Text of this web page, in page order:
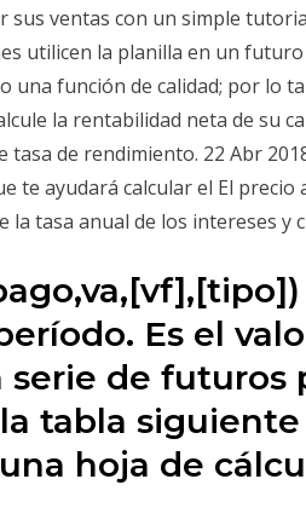
sus ventas con un simple
utilicen la planilla en un
una función de calidad; por lo
la rentabilidad neta de su
tasa de rendimiento. 22 Abr
te ayudará calcular el El
la tasa anual de los intereses
Es el
de futuros
tabla
hoja de